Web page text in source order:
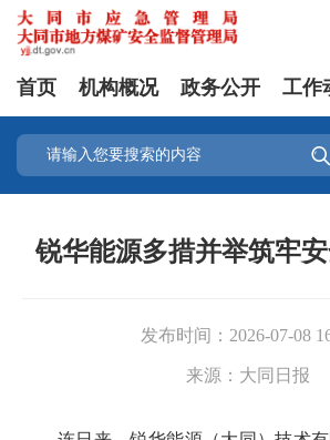
首页 机构概况 政务公开 工作

锐华能源多措并举筑牢
发布时间： 2026-07-08
来源： 大同日报